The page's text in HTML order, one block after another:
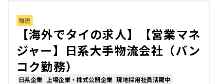
物流
【海外でタイの求人】【営業マネ
ジャー】日系大手物流会社（バン
コク勤務）
日系企業 上場企業・株式公開企業 現地採用社員活躍中